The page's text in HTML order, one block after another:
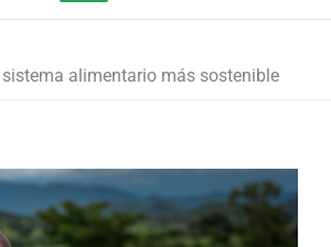
sistema alimentario más sostenible